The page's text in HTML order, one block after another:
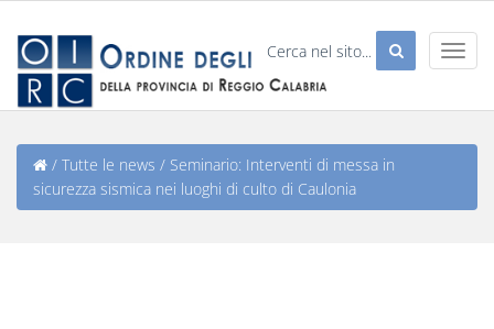
/ Tutte le news / Seminario: Interventi di messa in
sicurezza sismica nei luoghi di culto di Caulonia